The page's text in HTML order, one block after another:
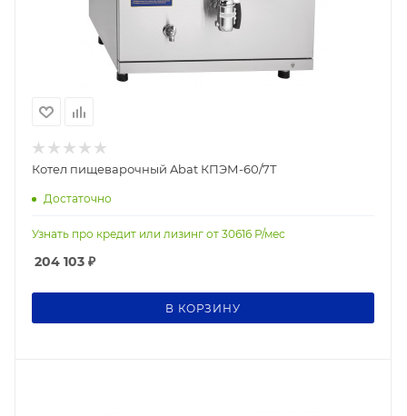
Котел пищеварочный Abat КПЭМ-60/7Т
Достаточно
Узнать про кредит или лизинг от 30616 Р/мес
204 103 ₽
В КОРЗИНУ